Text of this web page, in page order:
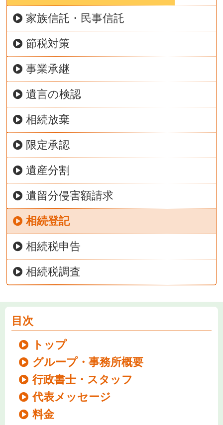
家族信託・民事信託
節税対策
事業承継
遺言の検認
相続放棄
限定承認
遺産分割
遺留分侵害額請求
相続登記
相続税申告
相続税調査
目次
トップ
グループ・事務所概要
行政書士・スタッフ
代表メッセージ
料金